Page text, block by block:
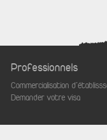
Professionnels
Commercialisation
Demander votre visa